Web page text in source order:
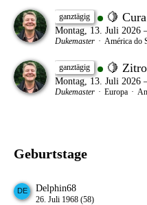
ganztägig 🍋
Montag, 13. Juli 2026
Dukemaster América do
ganztägig 🍋
Montag, 13. Juli 2026
Dukemaster Europa
Geburtstage
Delphin68
26. Juli 1968 (58)